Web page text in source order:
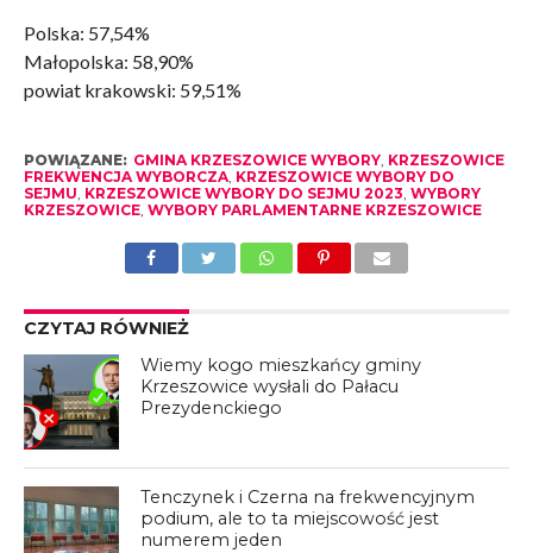
Polska: 57,54%
Małopolska: 58,90%
powiat krakowski: 59,51%
POWIĄZANE: GMINA KRZESZOWICE WYBORY, KRZESZOWICE
FREKWENCJA WYBORCZA, KRZESZOWICE WYBORY DO
SEJMU, KRZESZOWICE WYBORY DO SEJMU 2023, WYBORY
KRZESZOWICE, WYBORY PARLAMENTARNE KRZESZOWICE
CZYTAJ RÓWNIEŻ
Wiemy kogo mieszkańcy gminy
Krzeszowice wysłali do Pałacu
Prezydenckiego
Tenczynek i Czerna na frekwencyjnym
podium, ale to ta miejscowość jest
numerem jeden